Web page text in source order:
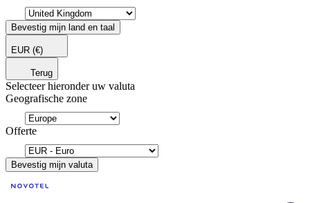
Bevestig mijn land en taal
EUR (€)
Terug
Selecteer hieronder uw valuta
Geografische zone
Offerte
Bevestig mijn valuta